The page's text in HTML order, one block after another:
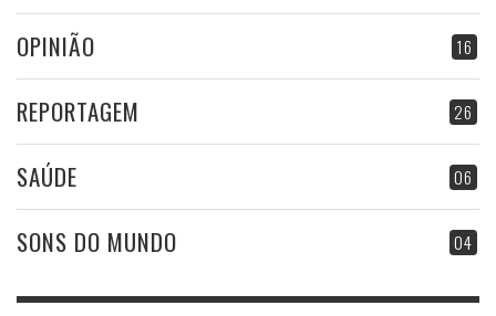
16
OPINIÃO
26
REPORTAGEM
06
SAÚDE
04
SONS DO MUNDO